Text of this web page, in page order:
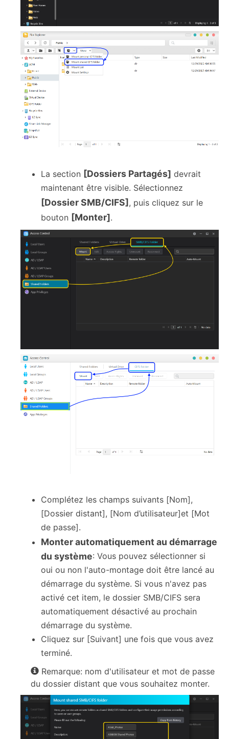
La section [Dossiers Partagés] devrait
maintenant être visible. Sélectionnez
[Dossier SMB/CIFS] , puis cliquez sur le
bouton [Monter].
Complétez les champs suivants [Nom],
[Dossier distant], [Nom d’utilisateur]et [Mot
de passe].
Monter automatiquement au démarrage
du système: Vous pouvez sélectionner si
oui ou non l'auto-montage doit être lancé au
démarrage du système. Si vous n'avez pas
activé cet item, le dossier SMB/CIFS sera
automatiquement désactivé au prochain
démarrage du système.
Cliquez sur [Suivant] une fois que vous avez
terminé.
Remarque: nom d'utilisateur et mot de passe
du dossier distant que vous souhaitez monter.